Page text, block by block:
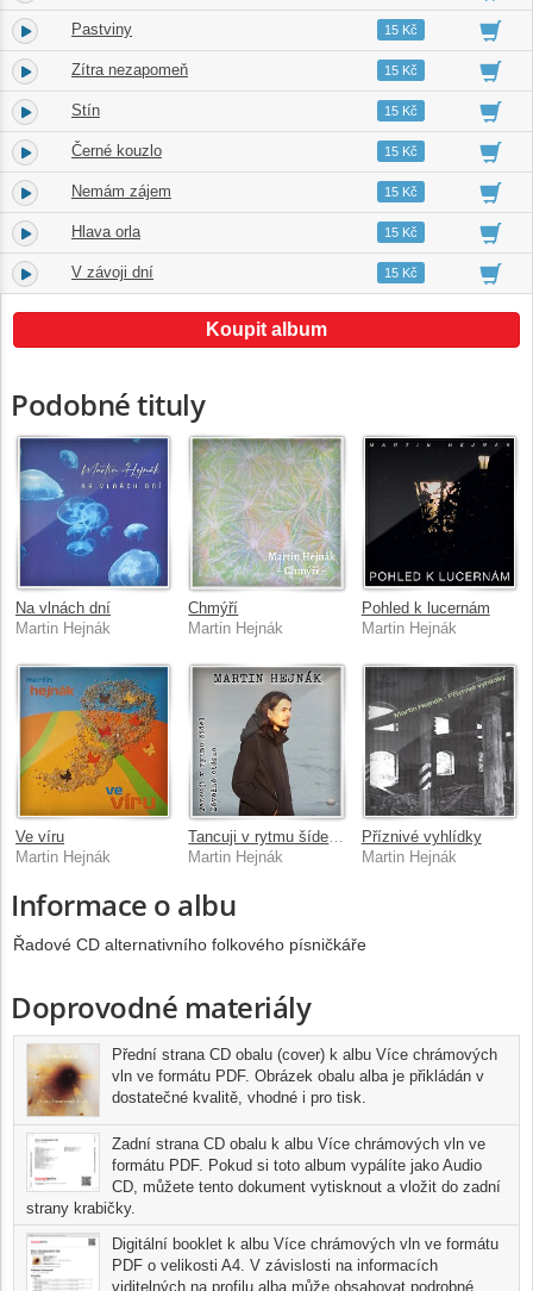
12. Pastviny 02:3315 Kč
13. Zítra nezapomeň 01:5115 Kč
14. Stín 02:1015 Kč
15. Černé kouzlo 05:2515 Kč
16. Nemám zájem 02:0015 Kč
17. Hlava orla 03:1415 Kč
18. V závoji dní 01:4315 Kč
Koupit album
Podobné tituly
Na vlnách dní
Martin Hejnák
Chmýří
Martin Hejnák
Pohled k lucernám
Martin Hejnák
Ve víru
Martin Hejnák
Tancuji v rytmu šídel / Závažná otázka
Martin Hejnák
Příznivé vyhlídky
Martin Hejnák
Informace o albu
Řadové CD alternativního folkového písničkáře
Doprovodné materiály
Přední strana CD obalu (cover) k albu Více chrámových
vln ve formátu PDF. Obrázek obalu alba je přikládán v
dostatečné kvalitě, vhodné i pro tisk.
Zadní strana CD obalu k albu Více chrámových vln ve
formátu PDF. Pokud si toto album vypálíte jako Audio
CD, můžete tento dokument vytisknout a vložit do zadní
strany krabičky.
Digitální booklet k albu Více chrámových vln ve formátu
PDF o velikosti A4. V závislosti na informacích
viditelných na profilu alba může obsahovat podrobné